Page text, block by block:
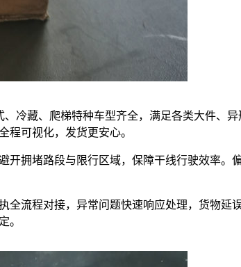
冷藏、爬梯特种车型齐全，满足各类大件、
程可视化，发货更安心。
拥堵路段与限行区域，保障干线行驶效率
流程对接，异常问题快速响应处理，货物
。